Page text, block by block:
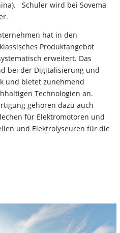
Schuler wird bei Sovema
hat in den
Produktangebot
erweitert. Das
bei der Digitalisierung und
und bietet zunehmend
Technologien an.
gehören dazu auch
für Elektromotoren und
und Elektrolyseuren für die